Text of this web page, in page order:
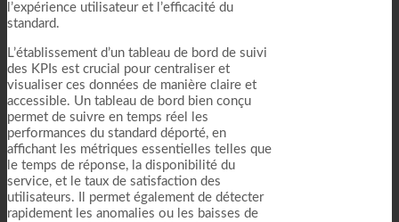
l’expérience utilisateur et l’efficacité du
standard.
L’établissement d’un tableau de bord de suivi
des KPIs est crucial pour centraliser et
visualiser ces données de manière claire et
accessible. Un tableau de bord bien conçu
permet de suivre en temps réel les
performances du standard déporté, en
affichant les métriques essentielles telles que
le temps de réponse, la disponibilité du
service, et le taux de satisfaction des
utilisateurs. Il permet également de détecter
rapidement les anomalies ou les baisses de